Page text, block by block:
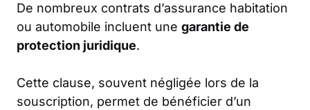
De nombreux contrats d’assurance habitation
ou automobile incluent une garantie de
protection juridique.
Cette clause, souvent négligée lors de la
souscription, permet de bénéficier d’un